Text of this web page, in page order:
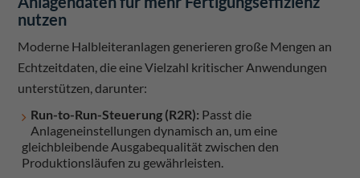
nutzen
Moderne Halbleiteranlagen generieren große Mengen an
Echtzeitdaten, die eine Vielzahl kritischer Anwendungen
unterstützen, darunter:
Run-to-Run-Steuerung (R2R): Passt die
Anlageneinstellungen dynamisch an, um eine
gleichbleibende Ausgabequalität zwischen den
Produktionsläufen zu gewährleisten.